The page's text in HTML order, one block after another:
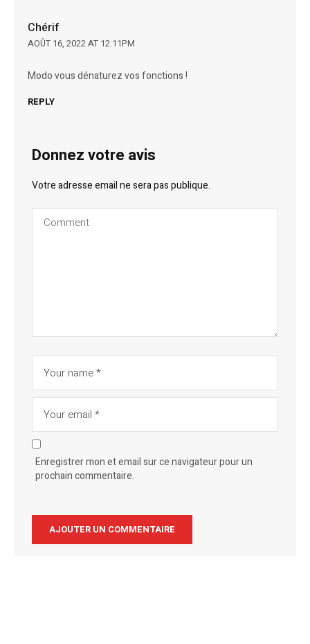
Chérif
AOÛT 16, 2022 AT 12:11PM
Modo vous dénaturez vos fonctions !
REPLY
Donnez votre avis
Votre adresse email ne sera pas publique.
Enregistrer mon et email sur ce navigateur pour un
prochain commentaire.